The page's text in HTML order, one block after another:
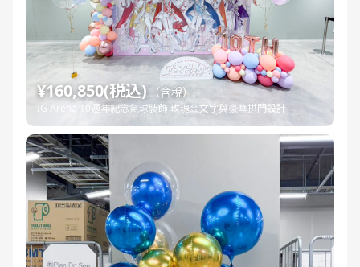
¥160,850(税込) （含稅）
IG Arena 10週年紀念氣球裝飾 玫瑰金文字與豪華拱門設計